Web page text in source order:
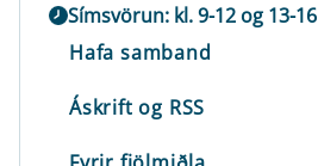
Símsvörun: kl. 9-12 og 13-16
Hafa samband
Áskrift og RSS